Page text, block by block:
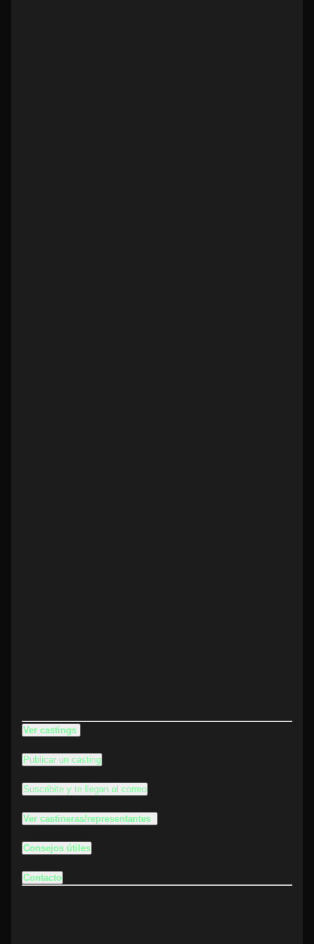
Ver castings
Publicar un casting
Suscribite y te llegan al correo
Ver castineras/representantes
Consejos útiles
Contacto